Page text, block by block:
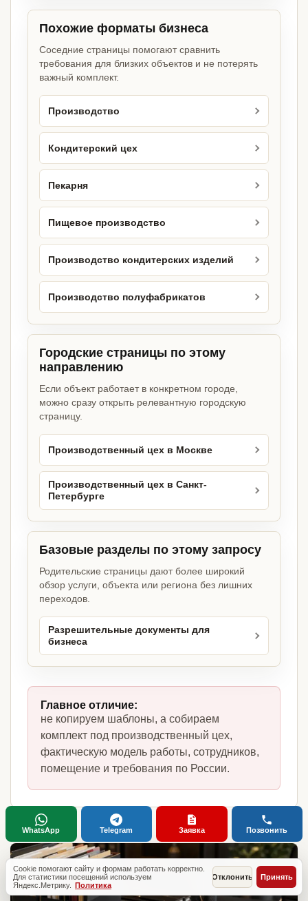
Похожие форматы бизнеса
Соседние страницы помогают сравнить
требования для близких объектов и не потерять
важный комплект.
Производство
Кондитерский цех
Пекарня
Пищевое производство
Производство кондитерских изделий
Производство полуфабрикатов
Городские страницы по этому
направлению
Если объект работает в конкретном городе,
можно сразу открыть релевантную городскую
страницу.
Производственный цех в Москве
Производственный цех в Санкт-
Петербурге
Базовые разделы по этому запросу
Родительские страницы дают более широкий
обзор услуги, объекта или региона без лишних
переходов.
Разрешительные документы для
бизнеса
Главное отличие:
не копируем шаблоны, а собираем
комплект под производственный цех,
фактическую модель работы, сотрудников,
помещение и требования по России.
Cookie помогают сайту и формам работать корректно.
Для статистики посещений используем
Яндекс.Метрику. Политика
Отклонить Принять
WhatsApp Telegram Заявка Позвонить